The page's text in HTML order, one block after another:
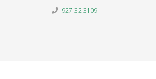
927-32 3109